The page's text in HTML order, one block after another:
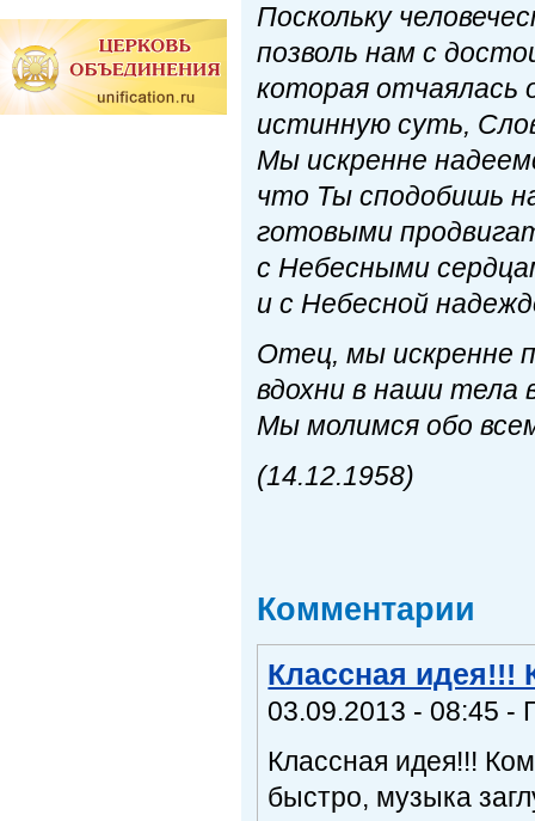
Поскольку
позволь нам с
которая отчаялась
истинную суть,
Мы искренне
что Ты сподобишь
готовыми
с Небесными
и с Небесной
Отец, мы искренне
вдохни в наши тела
Мы молимся обо
(14.12.1958)
Комментарии
Классная идея!!!
03.09.2013 - 08:45 -
Классная идея!!!
быстро, музыка